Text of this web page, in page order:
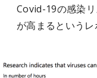
Covid-19の感染
が高まるというレ